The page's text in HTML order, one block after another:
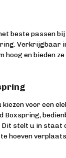
beste passen
Verkrijgbaar
hoog en bieden
voor een
Boxspring,
stelt u in staat
hoeven